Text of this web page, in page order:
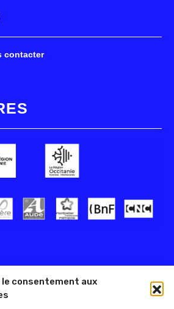
le consentement aux
contacter